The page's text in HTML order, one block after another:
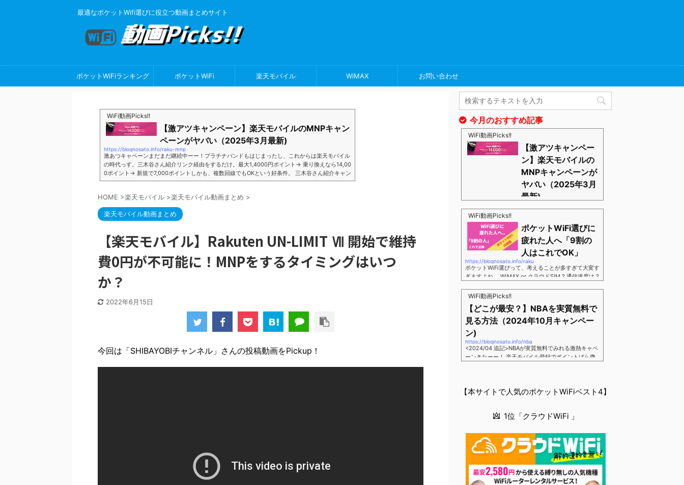
最適なポケットWifi選びに役立つ動画まとめサイト
ポケットWiFiランキング ポケットWiFi 楽天モバイル WiMAX お問い合わせ
WiFi動画Picks!!
【激アツキャンペーン】楽天モバイルのMNPキャン
ペーンがヤバい（2025年3月最新)
https://blognosato.info/raku-mnp
激あつキャペーンまだまだ継続中ーー！プラチナバンドもはじまったし、これからは楽天モバイル
の時代っす。三木谷さん紹介リンク経由をするだけ。最大1,4000円ポイント→ 乗り換えなら14,00
0ポイント→ 新規で7,000ポイントしかも、複数回線でもOKという好条件。 三木谷さん紹介キャン
ペーン＼激熱の三木谷さんキャンペーン／2回線目以降でもOK再契約でもでもOK背水の陣の楽天
■キャンペーン概要三木谷社長の特別招待ページから楽天モバイ...
HOME >楽天モバイル >楽天モバイル動画まとめ >
楽天モバイル動画まとめ
【楽天モバイル】Rakuten UN-LIMIT Ⅶ 開始で維持
費0円が不可能に！MNPをするタイミングはいつ
か？
2022年6月15日
今回は「SHIBAYOBIチャンネル」さんの投稿動画をPickup！
今月のおすすめ記事
WiFi動画Picks!!
【激アツキャンペー
ン】楽天モバイルの
MNPキャンペーンが
ヤバい（2025年3月
最新)
激あつキャペーンまだまだ継続中ーー！プラチナバン
ドもはじまったし、これからは楽天モバイルの時代っ
す。三木谷さん紹介リンク経由をするだけ。最大1,40
00円ポイント→ 乗り換えなら14,000ポイント→ 新
規で7,000ポイントしかも、複数回線でもOKという好
条件。 三木谷さん紹介キャンペーン＼激熱の三木谷
さんキャンペーン／2回線目以降でもOK再契約でもで
もOK背水の陣の楽天モバイル。ついに「最後の賭
け」とも思えるポイントばら撒きキャンペーンを発動
してきました。■キャンペーン概要三木谷社長の特別
招待ページから楽天モバイ...
WiFi動画Picks!!
ポケットWiFi選びに
疲れた人へ「9割の
人はこれでOK」
https://blognosato.info/raku
ポケットWiFi選びって、考えることが多すぎて大変す
ぎますよね。 WiMAX or クラウドSIM ? 通信速度は ?
負担は ?もう知らん、って感じですよね。私もWiFi関
連のメディアを3年間運用してきましたが「結局みん
なコレでいいのでは？」という結論にいたりました。
ということで、「ポケットWiFi選びに疲れた」「結局
どれがいいのか分からない」と言う人向けに【最終
解】を用意しました。ポケットWiFiのヘビーユーザー
視点で「90％の人はこれだけでいいやん」というも
のなので、「多...
WiFi動画Picks!!
【どこが最安？】NBAを実質無料で
見る方法（2024年10月キャンペー
ン)
https://blognosato.info/nba
<2024/04 追記>NBAが実質無料でみれる激熱キャペ
ーンきたーー！ 楽天モバイル登録でポイントばら撒
無料なのでNBAのみ視聴したい人でも最安！「最安で
無料でみるまで楽天モバイルでNBAを無料で観るまで
BANBAは、世...
【本サイトで人気のポケットWiFiベスト4】
1位「クラウドWiFi 」